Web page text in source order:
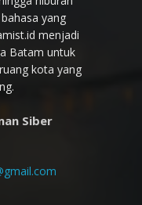
yang
menjadi
Batam untuk
kota yang
Siber